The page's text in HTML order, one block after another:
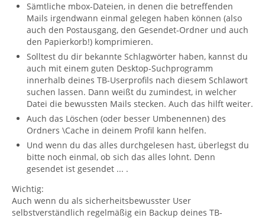
Sämtliche mbox-Dateien, in denen die betreffenden
Mails irgendwann einmal gelegen haben können (also
auch den Postausgang, den Gesendet-Ordner und auch
den Papierkorb!) komprimieren.
Solltest du dir bekannte Schlagwörter haben, kannst du
auch mit einem guten Desktop-Suchprogramm
innerhalb deines TB-Userprofils nach diesem Schlawort
suchen lassen. Dann weißt du zumindest, in welcher
Datei die bewussten Mails stecken. Auch das hilft weiter.
Auch das Löschen (oder besser Umbenennen) des
Ordners \Cache in deinem Profil kann helfen.
Und wenn du das alles durchgelesen hast, überlegst du
bitte noch einmal, ob sich das alles lohnt. Denn
gesendet ist gesendet ... .
Wichtig:
Auch wenn du als sicherheitsbewusster User
selbstverständlich regelmäßig ein Backup deines TB-